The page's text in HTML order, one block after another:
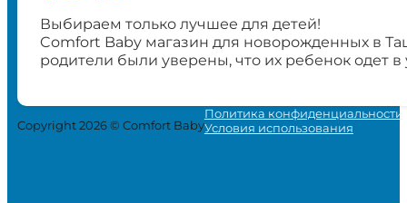
Выбираем только лучшее для детей!
Comfort Baby магазин для новорожденных в
родители были уверены, что их ребенок одет
Copyright 2026 © Comfort Baby
Политика конфиденциальности
Условия использования